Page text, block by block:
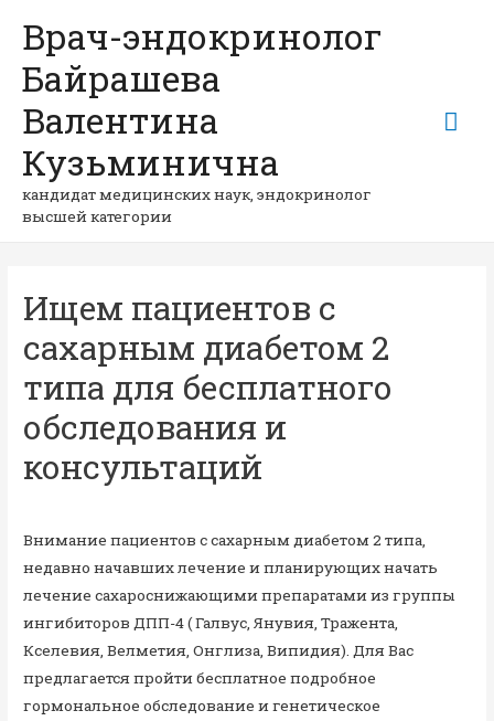
Врач-эндокринолог
Байрашева
Валентина
Кузьминична
кандидат медицинских наук, эндокринолог
высшей категории
Ищем пациентов с
сахарным диабетом 2
типа для бесплатного
обследования и
консультаций
Внимание пациентов с сахарным диабетом 2 типа,
недавно начавших лечение и планирующих начать
лечение сахароснижающими препаратами из группы
ингибиторов ДПП-4 ( Галвус, Янувия, Тражента,
Кселевия, Велметия, Онглиза, Випидия). Для Вас
предлагается пройти бесплатное подробное
гормональное обследование и генетическое